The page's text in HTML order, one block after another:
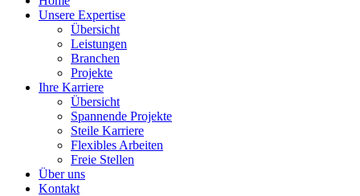
Unsere Expertise
Übersicht
Leistungen
Branchen
Projekte
Ihre Karriere
Übersicht
Spannende Projekte
Steile Karriere
Flexibles Arbeiten
Freie Stellen
Über uns
Kontakt